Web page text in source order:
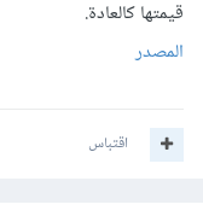
قيمتها كالعادة.
المصدر
اقتباس